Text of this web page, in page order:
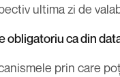
ultima zi de
obligatoriu ca din
prin care